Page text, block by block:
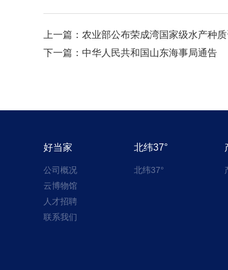
上一篇： 农业部公布荣成湾国家级水产种
下一篇： 中华人民共和国山东海事局通告
好当家
公司概况
云博物馆
人才招聘
联系我们
北纬37°
北纬37°